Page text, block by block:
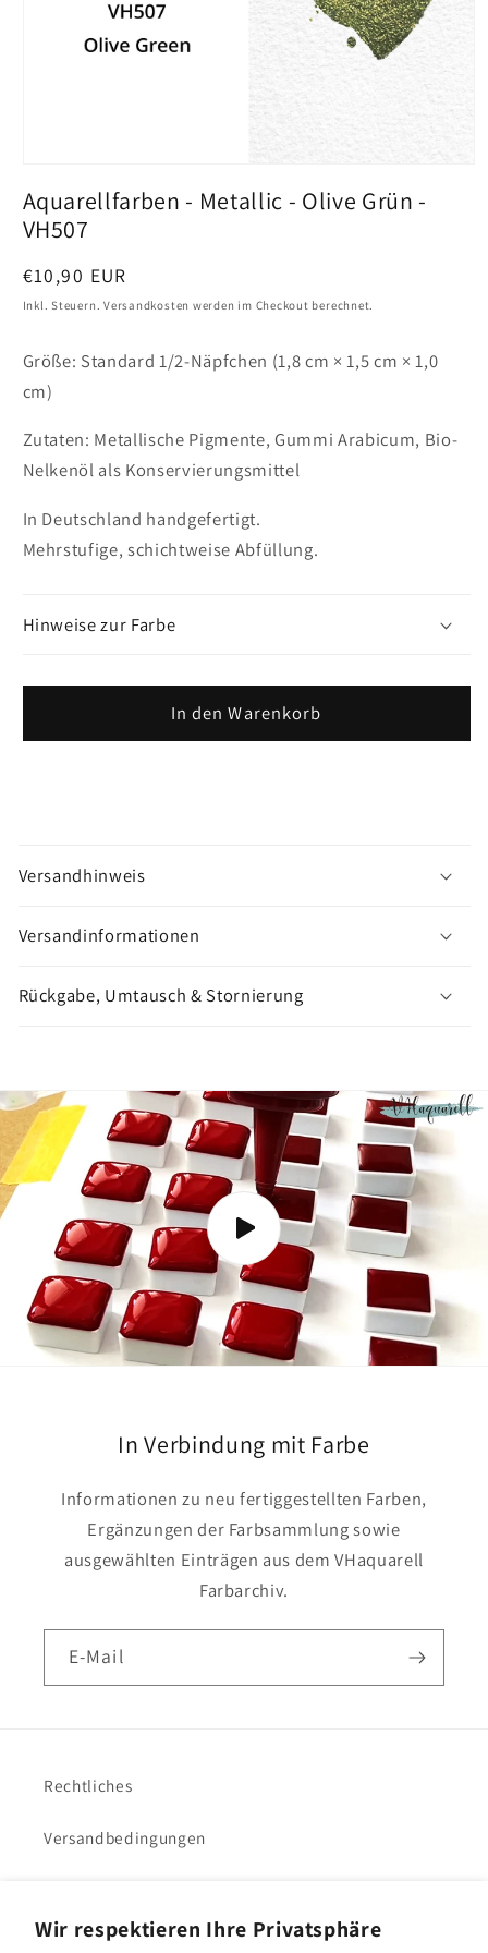
Wir respektieren Ihre Privatsphäre
in
Vollansicht
öffnen
Aquarellfarben - Metallic - Olive Grün -
VH507
Preis
€10,90 EUR
Inkl. Steuern. Versandkosten werden im Checkout berechnet.
Größe: Standard 1/2-Näpfchen (1,8 cm × 1,5 cm × 1,0
cm)
Zutaten: Metallische Pigmente, Gummi Arabicum, Bio-
Nelkenöl als Konservierungsmittel
In Deutschland handgefertigt.
Mehrstufige, schichtweise Abfüllung.
Hinweise zur Farbe
In den Warenkorb
h
a
n
g
e
n
Versandhinweis
Versandinformationen
Rückgabe, Umtausch & Stornierung
In Verbindung mit Farbe
Informationen zu neu fertiggestellten Farben,
Ergänzungen der Farbsammlung sowie
ausgewählten Einträgen aus dem VHaquarell
Farbarchiv.
E-Mail
Rechtliches
Versandbedingungen
VHacademy